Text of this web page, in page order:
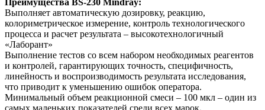
Выполняет автоматическую дозировку, реакцию,
колориметрическое измерение, контроль технологического
процесса и расчет результата – высокотехнологичный
«Лаборант»
Выполнение тестов со всем набором необходимых реагентов
и контролей, гарантирующих точность, специфичность,
линейность и воспроизводимость результата исследования,
что приводит к уменьшению ошибок оператора.
Минимальный объем реакционной смеси – 100 мкл – один из
самых маленьких показателей среди всех марок,